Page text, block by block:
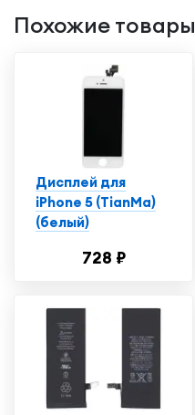
Похожие товары
Дисплей для
iPhone 5 (TianMa)
(белый)
728 ₽